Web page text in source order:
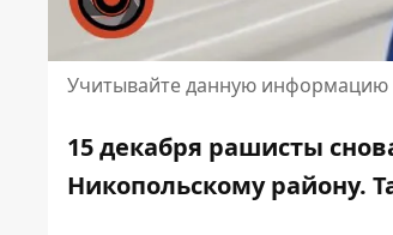
Учитывайте данную информацию
15 декабря рашисты
Никопольскому району.